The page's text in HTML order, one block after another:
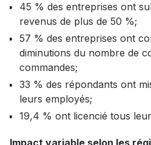
45 % des entreprises ont
revenus de plus de 50 %;
57 % des entreprises ont
diminutions du nombre de
commandes;
33 % des répondants ont
leurs employés;
19,4 % ont licencié tous